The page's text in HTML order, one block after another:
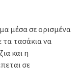
μέσα σε ορισμένα
τα τασάκια να
και η
σε